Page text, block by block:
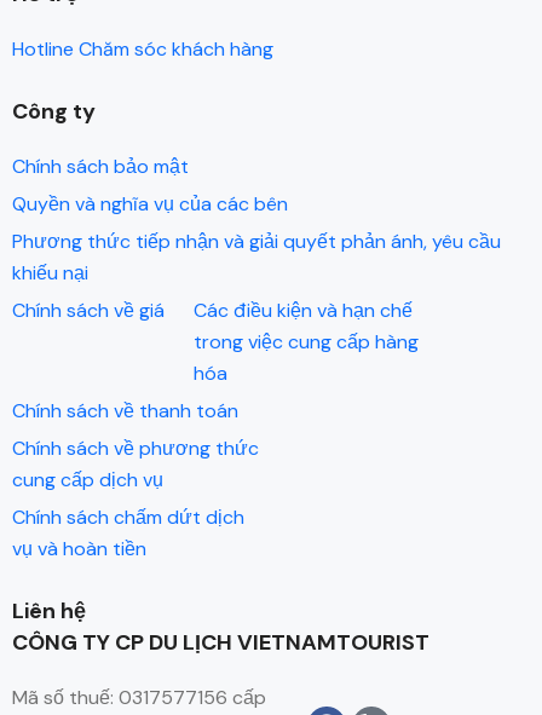
Hotline Chăm sóc khách hàng
Công ty
Chính sách bảo mật
Quyền và nghĩa vụ của các bên
Phương thức tiếp nhận và giải quyết phản ánh, yêu cầu
khiếu nại
Chính sách về giá
Các điều kiện và hạn chế
trong việc cung cấp hàng
hóa
Chính sách về thanh toán
Chính sách về phương thức
cung cấp dịch vụ
Chính sách chấm dứt dịch
vụ và hoàn tiền
Liên hệ
CÔNG TY CP DU LỊCH VIETNAMTOURIST
Mã số thuế: 0317577156 cấp